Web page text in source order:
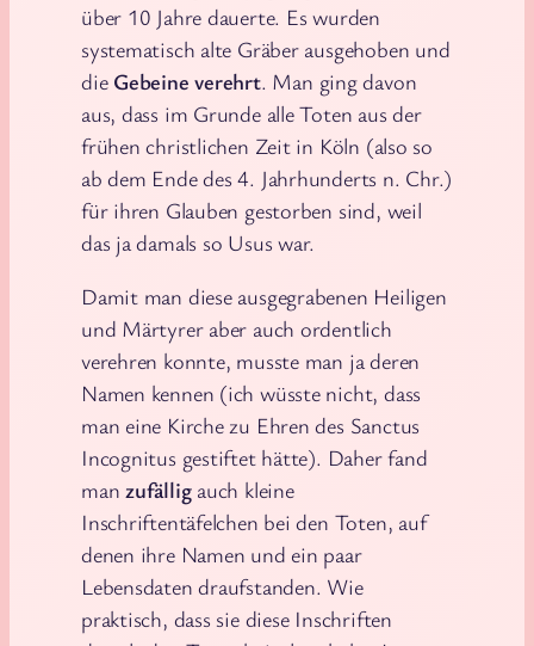
über 10 Jahre dauerte. Es wurden
systematisch alte Gräber ausgehoben und
dieGebeine verehrt. Man ging davon
aus, dass im Grunde alle Toten aus der
frühen christlichen Zeit in Köln (also so
ab dem Ende des 4. Jahrhunderts n. Chr.)
für ihren Glauben gestorben sind, weil
das ja damals so Usus war.
Damit man diese ausgegrabenen Heiligen
und Märtyrer aber auch ordentlich
verehren konnte, musste man ja deren
Namen kennen (ich wüsste nicht, dass
man eine Kirche zu Ehren des Sanctus
Incognitus gestiftet hätte). Daher fand
manzufälligauch kleine
Inschriftentäfelchen bei den Toten, auf
denen ihre Namen und ein paar
Lebensdaten draufstanden. Wie
praktisch, dass sie diese Inschriften